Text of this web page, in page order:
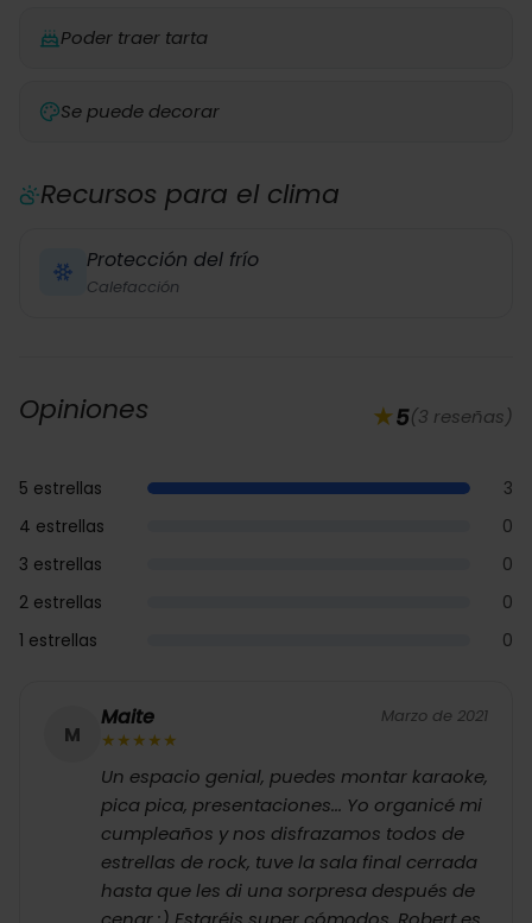
Poder traer tarta
Se puede decorar
Recursos para el clima
Protección del frío
Calefacción
Opiniones ★5(3 reseñas)
5 estrellas
3
4 estrellas
0
3 estrellas
0
2 estrellas
0
1 estrellas
0
M
Maite
★ ★ ★ ★ ★
Marzo de 2021
Un espacio genial, puedes montar karaoke,
pica pica, presentaciones... Yo organicé mi
cumpleaños y nos disfrazamos todos de
estrellas de rock, tuve la sala final cerrada
hasta que les di una sorpresa después de